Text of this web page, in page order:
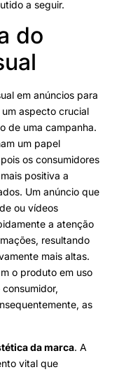
a seguir.
do
em anúncios para
aspecto crucial
de uma campanha.
um papel
os consumidores
positiva a
Um anúncio que
ou vídeos
a atenção
resultando
mais altas.
o produto em uso
as
da marca. A
vital que